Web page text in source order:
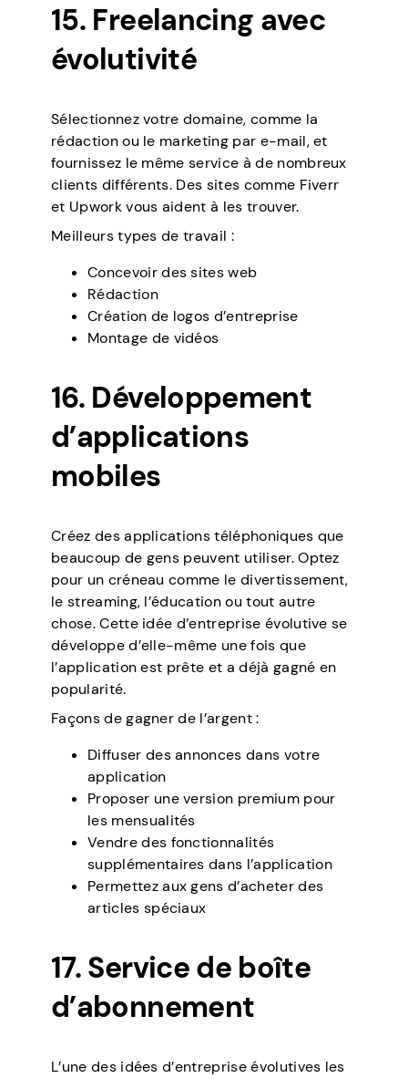
15. Freelancing avec
évolutivité
Sélectionnez votre domaine, comme la
rédaction ou le marketing par e-mail, et
fournissez le même service à de nombreux
clients différents. Des sites comme Fiverr
et Upwork vous aident à les trouver.
Meilleurs types de travail :
Concevoir des sites web
Rédaction
Création de logos d’entreprise
Montage de vidéos
16. Développement
d’applications
mobiles
Créez des applications téléphoniques que
beaucoup de gens peuvent utiliser. Optez
pour un créneau comme le divertissement,
le streaming, l’éducation ou tout autre
chose. Cette idée d’entreprise évolutive se
développe d’elle-même une fois que
l’application est prête et a déjà gagné en
popularité.
Façons de gagner de l’argent :
Diffuser des annonces dans votre
application
Proposer une version premium pour
les mensualités
Vendre des fonctionnalités
supplémentaires dans l’application
Permettez aux gens d’acheter des
articles spéciaux
17. Service de boîte
d’abonnement
L’une des idées d’entreprise évolutives les